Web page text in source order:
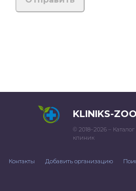
KLINIKS-ZOO
© 2018–2026 –
клиник
Контакты Добавить организацию